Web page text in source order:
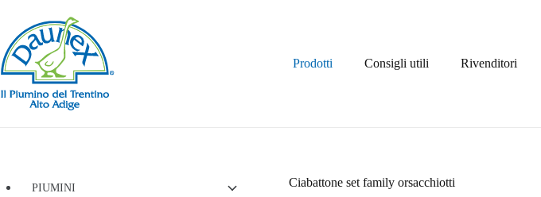
contenuto
Prodotti Consigli utili Rivenditori
Ciabattone set family orsacchiotti
PIUMINI